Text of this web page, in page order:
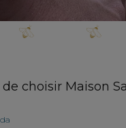
de choisir Maison